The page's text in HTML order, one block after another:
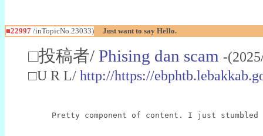
■22997 /inTopicNo.23033) Just want to say Hello.
□投稿者/ Phising dan scam -
□U R L/ http://https://
Pretty component of content. I just